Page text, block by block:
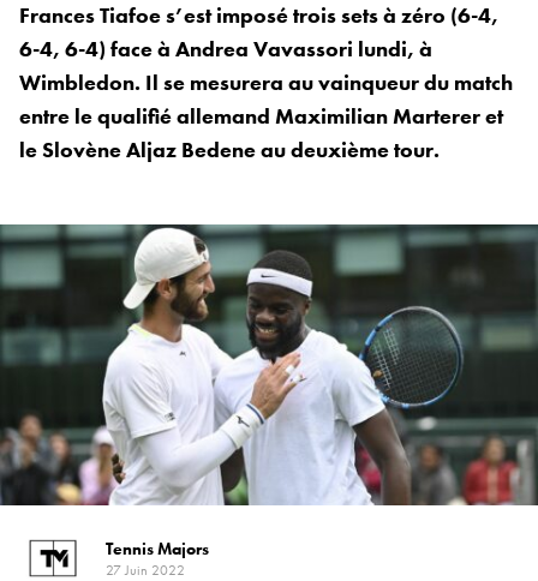
Frances Tiafoe s’est imposé trois sets à zéro (6-4,
6-4, 6-4) face à Andrea Vavassori lundi, à
Wimbledon. Il se mesurera au vainqueur du match
entre le qualifié allemand Maximilian Marterer et
le Slovène Aljaz Bedene au deuxième tour.
Tennis Majors
27 Juin 2022